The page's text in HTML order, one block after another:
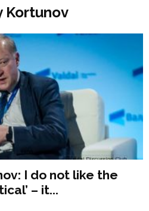
Kortunov
I do not like the
– it...